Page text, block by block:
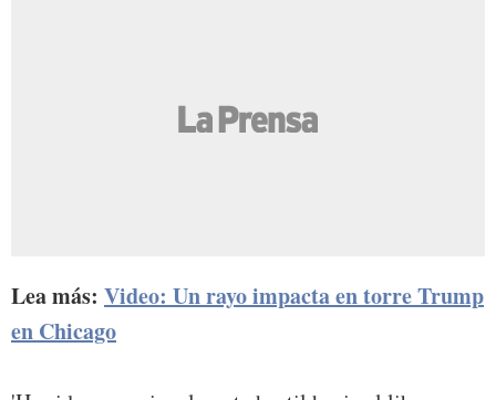
Lea más: Video: Un rayo impacta en torre Trump
en Chicago